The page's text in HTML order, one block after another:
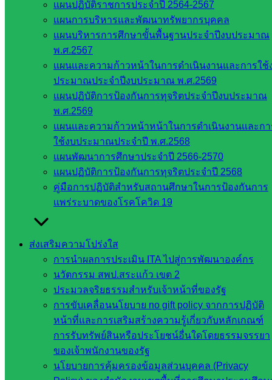
แผนปฏิบัติราชการประจำปี 2564-2567
แผนการบริหารและพัฒนาทรัพยากรบุคคล
แผนบริหารการศึกษาขั้นพื้นฐานประจำปีงบประมาณ
พ.ศ.2567
แผนและความก้าวหน้าในการดำเนินงานและการใช้
ประมาณประจำปีงบประมาณ พ.ศ.2569
แผนปฏิบัติการป้องกันการทุจริตประจำปีงบประมาณ
พ.ศ.2569
แผนและความก้าวหน้าหน้าในการดำเนินงานและก
ใช้งบประมาณประจำปี พ.ศ.2568
แผนพัฒนาการศึกษาประจำปี 2566-2570
แผนปฏิบัติการป้องกันการทุจริตประจำปี 2568
คู่มือการปฏิบัติสำหรับสถานศึกษาในการป้องกันการ
แพร่ระบาดของโรคโควิด 19
ส่งเสริมความโปร่งใส
การนำผลการประเมิน ITA ไปสู่การพัฒนาองค์กร
นวัตกรรม สพป.สระแก้ว เขต 2
ประมวลจริยธรรมสำหรับเจ้าหน้าที่ของรัฐ
การขับเคลื่อนนโยบาย no gift policy จากการปฏิบัติ
หน้าที่และการเสริมสร้างความรู้เกี่ยวกับหลักเกณฑ์
การรับทรัพย์สินหรือประโยชน์อื่นใดโดยธรรมจรรยา
ของเจ้าพนักงานของรัฐ
นโยบายการคุ้มครองข้อมูลส่วนบุคคล (Privacy
อาชีวศึกษา
สำนักงาน
กรรมการ
การศึกษา
ขั้นพื้น
รายชื่อ
มหาวิทยาลัย
ประเทศไทย
เว็บไซต์
สำนักต่าง
สพฐ.
เว็บไซต์
สพม. ใน
สังกัด
สพฐ.
เว็บไซต์
สพป. ใน
กรมบัญชี